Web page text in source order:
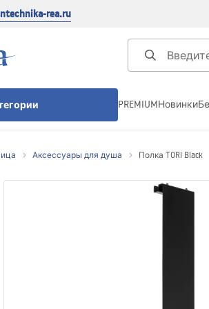
rea.ru
поддоны
трапы для душа
PREMIUMНовинки
Аксессуары для душа Полка TORI Black